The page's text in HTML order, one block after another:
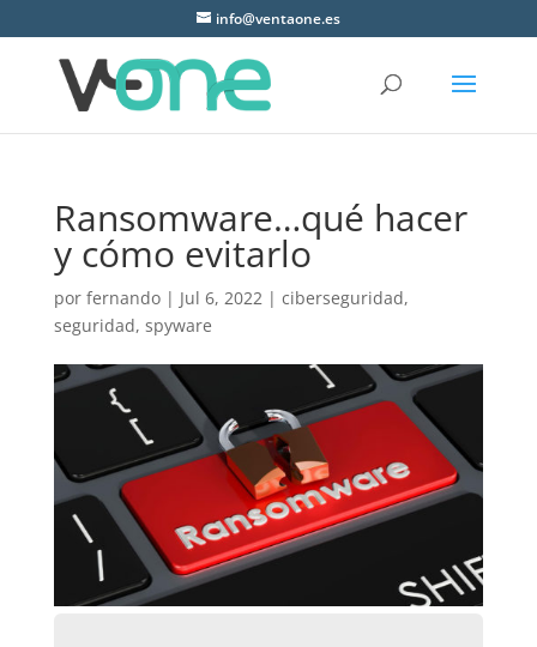
info@ventaone.es
Ransomware…qué hacer
y cómo evitarlo
por fernando| Jul 6, 2022| ciberseguridad,
seguridad, spyware